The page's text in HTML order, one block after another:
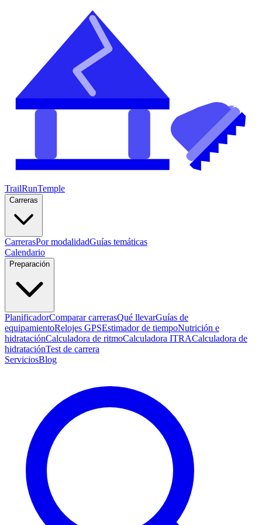
TrailRunTemple
Carreras
CarrerasPor modalidadGuías temáticas
Calendario
Preparación
PlanificadorComparar carrerasQué llevarGuías de
equipamientoRelojes GPSEstimador de tiempoNutrición e
hidrataciónCalculadora de ritmoCalculadora ITRACalculadora de
hidrataciónTest de carrera
ServiciosBlog